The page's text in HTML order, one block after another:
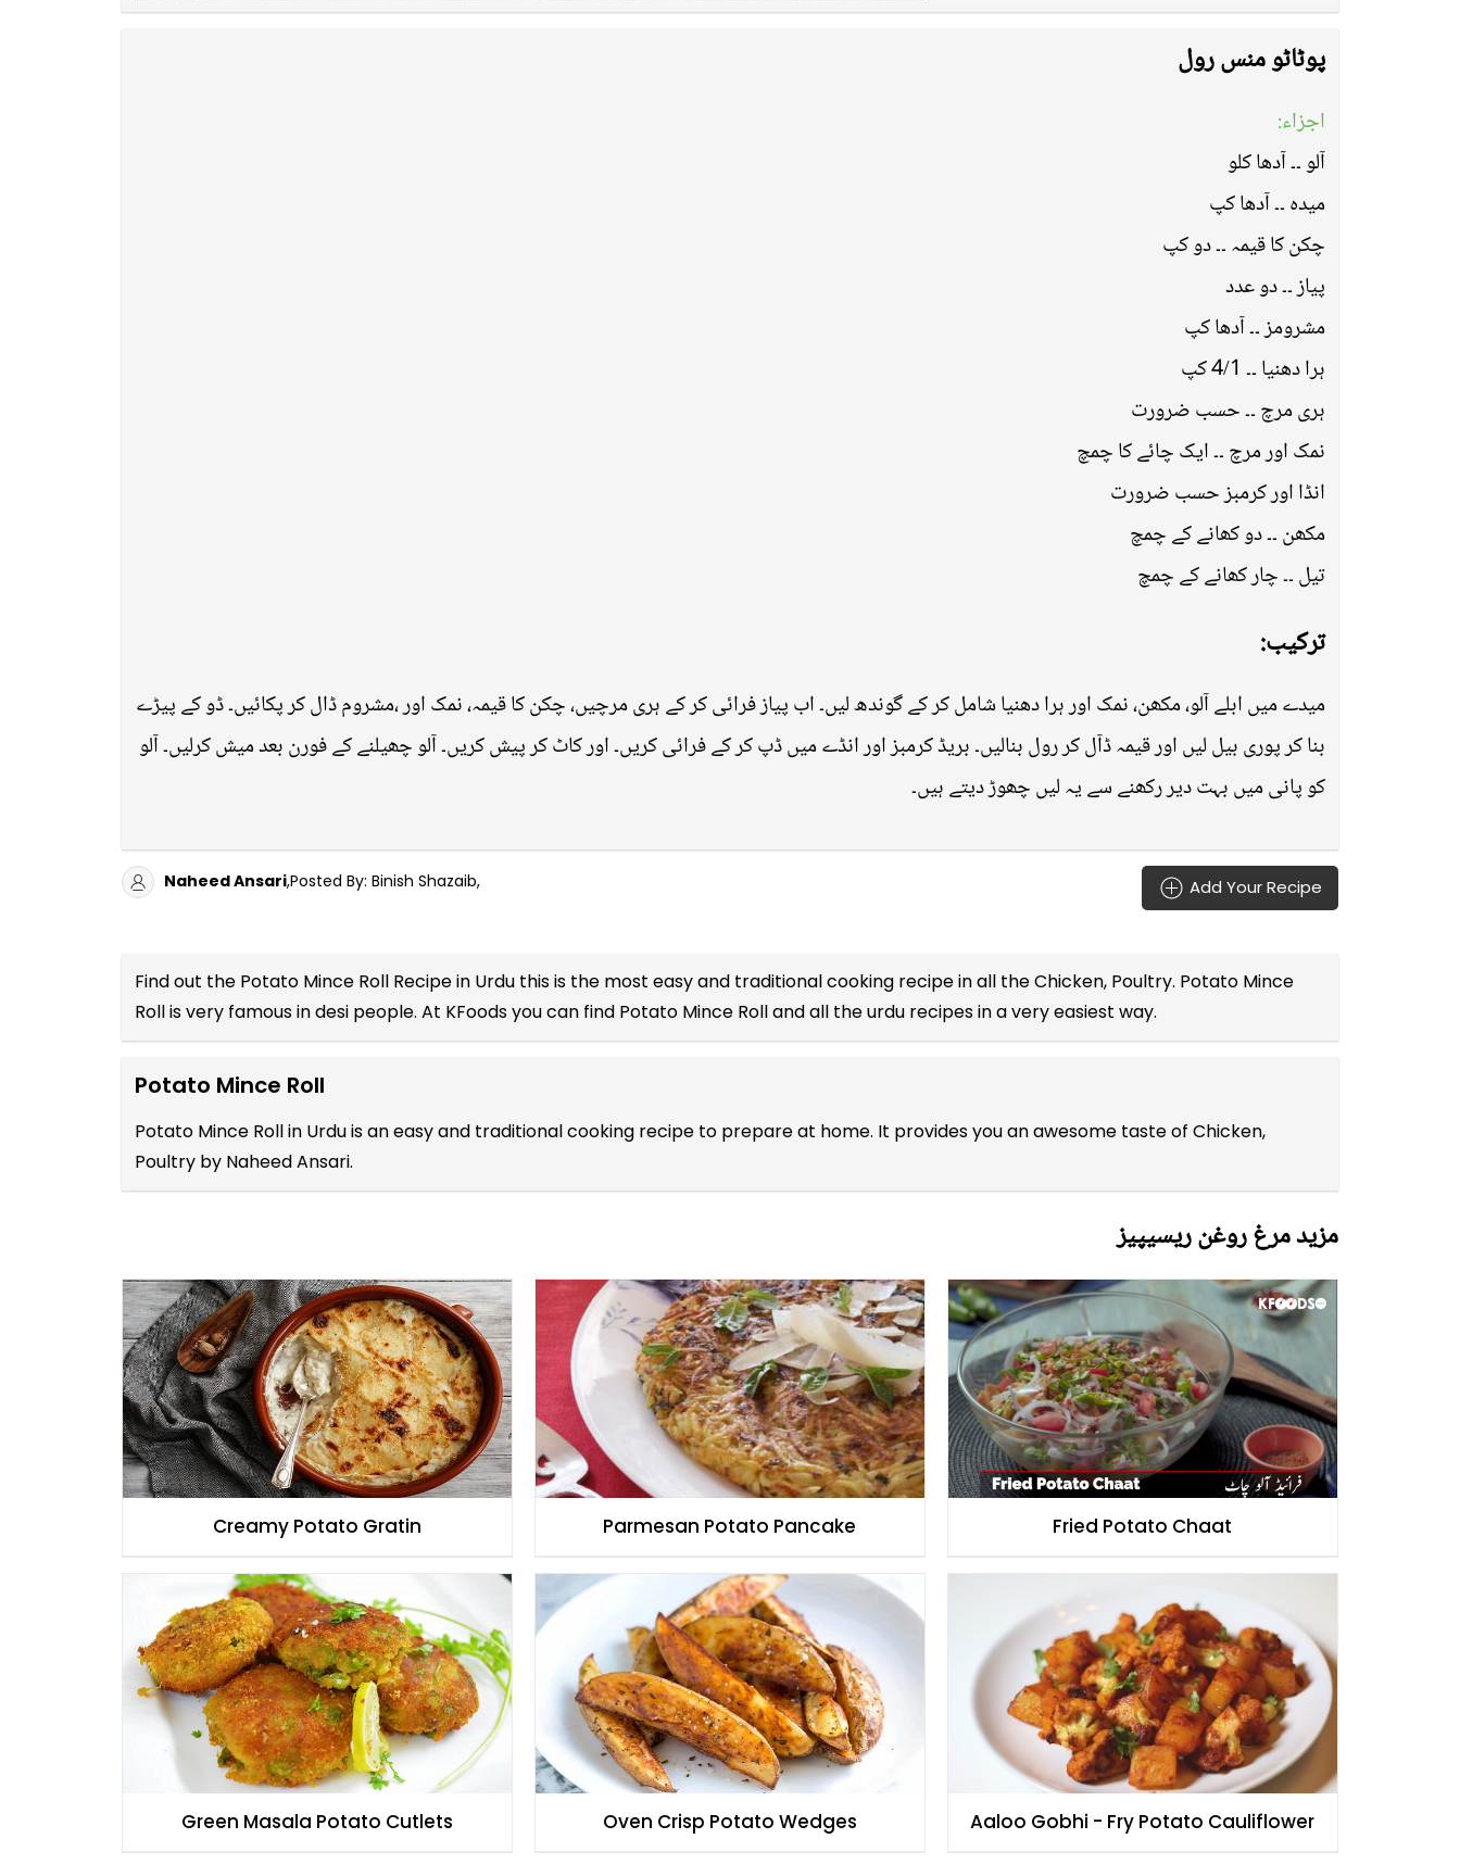
پوٹاٹو منس رول
اجزاء:
آلو ۔۔ آدھا کلو
میدہ ۔۔ آدھا کپ
چکن کا قیمہ ۔۔ دو کپ
پیاز ۔۔ دو عدد
مشرومز ۔۔ آدھا کپ
ہرا دھنیا ۔۔ 4/1 کپ
ہری مرچ ۔۔ حسب ضرورت
نمک اور مرچ ۔۔ ایک چائے کا چمچ
انڈا اور کرمبز حسب ضرورت
مکھن ۔۔ دو کھانے کے چمچ
تیل ۔۔ چار کھانے کے چمچ
ترکیب:
میدے میں ابلے آلو، مکھن، نمک اور ہرا دھنیا شامل کر کے گوندھ لیں۔ اب پیاز فرائی کر کے ہری مرچیں، چکن کا قیمہ، نمک اور ،مشروم ڈال کر پکائیں۔ ڈو کے پیڑے
بنا کر پوری بیل لیں اور قیمہ ڈآل کر رول بنالیں۔ بریڈ کرمبز اور انڈے میں ڈپ کر کے فرائی کریں۔ اور کاٹ کر پیش کریں۔ آلو چھیلنے کے فورن بعد میش کرلیں۔ آلو
کو پانی میں بہت دیر رکھنے سے یہ لیں چھوڑ دیتے ہیں۔
Naheed Ansari,Posted By: Binish Shazaib, Add Your Recipe
Find out the Potato Mince Roll Recipe in Urdu this is the most easy and traditional cooking recipe in all theChicken, Poultry. Potato Mince
Roll is very famous in desi people. At KFoods you can find Potato Mince Roll and all theurdu recipesin a very easiest way.
Potato Mince Roll
Potato Mince Roll in Urdu is an easy and traditional cooking recipe to prepare at home. It provides you an awesome taste of Chicken,
Poultry by Naheed Ansari.
مزید مرغ روغن ریسیپیز
Creamy Potato Gratin Parmesan Potato Pancake Fried Potato Chaat
Green Masala Potato Cutlets Oven Crisp Potato Wedges Aaloo Gobhi - Fry Potato Cauliflower